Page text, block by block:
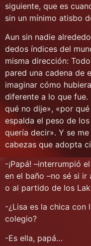
siguiente, que es
sin un mínimo atisbo
Aun sin nadie
dedos índices del
misma dirección:
pared una cadena de
imaginar cómo
diferente a lo que fue.
qué no dije», «por
espalda el peso de
quería decir». Y se
cabezas que adopta
-¡Papá! –interrumpió
en el baño –no sé si ir
o al partido de los
-¿Lisa es la chica con
colegio?
-Es ella, papá…